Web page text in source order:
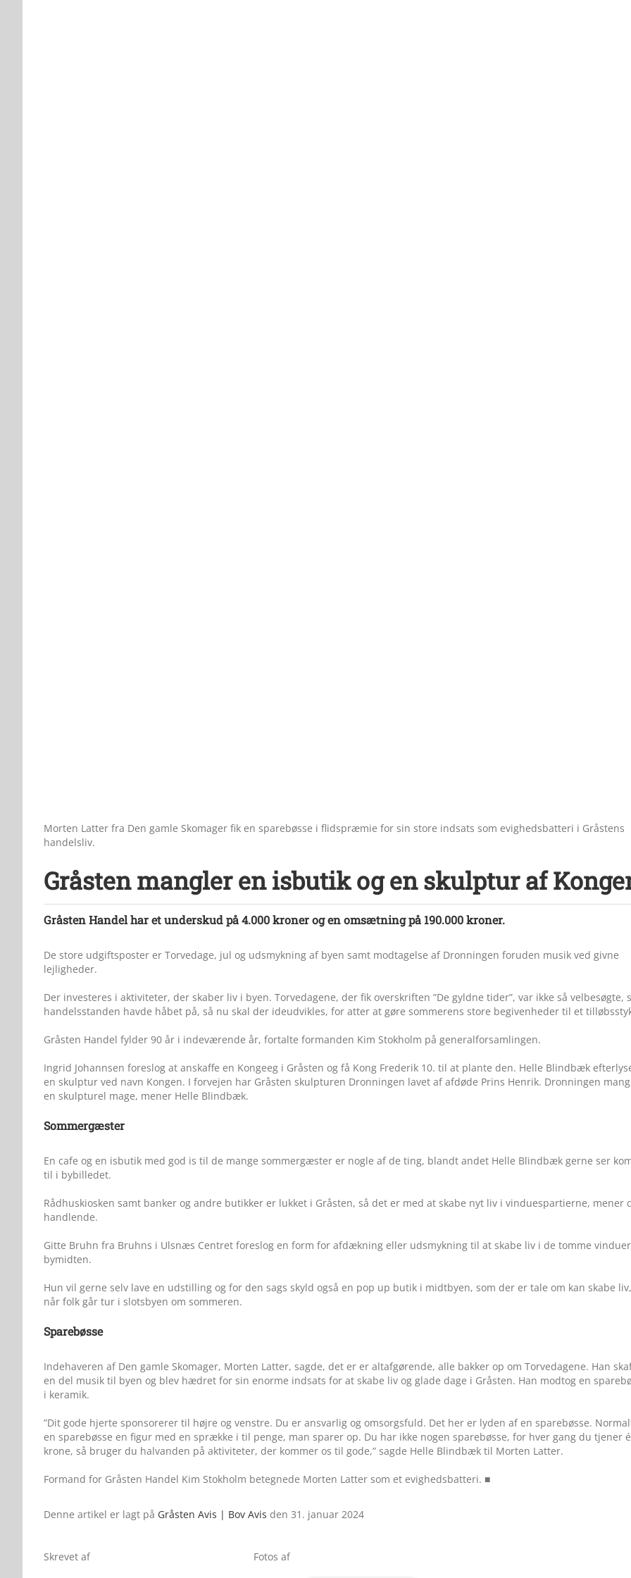
Morten Latter fra Den gamle Skomager fik en sparebøsse i flidspræmie for sin store indsats som evighedsbatteri i Gråstens
handelsliv.
Gråsten mangler en isbutik og en skulptur af
Gråsten Handel har et underskud på 4.000 kroner og en omsætning på 190.000 kroner.
De store udgiftsposter er Torvedage, jul og udsmykning af byen samt modtagelse af Dronningen foruden musik ved givne
lejligheder.
Der investeres i aktiviteter, der skaber liv i byen. Torvedagene, der fik overskriften ”De gyldne tider”, var ikke så velbesøgte,
handelsstanden havde håbet på, så nu skal der ideudvikles, for atter at gøre sommerens store begivenheder til et
Gråsten Handel fylder 90 år i indeværende år, fortalte formanden Kim Stokholm på generalforsamlingen.
Ingrid Johannsen foreslog at anskaffe en Kongeeg i Gråsten og få Kong Frederik 10. til at plante den. Helle Blindbæk
en skulptur ved navn Kongen. I forvejen har Gråsten skulpturen Dronningen lavet af afdøde Prins Henrik. Dronningen
en skulpturel mage, mener Helle Blindbæk.
Sommergæster
En cafe og en isbutik med god is til de mange sommergæster er nogle af de ting, blandt andet Helle Blindbæk gerne ser
til i bybilledet.
Rådhuskiosken samt banker og andre butikker er lukket i Gråsten, så det er med at skabe nyt liv i vinduespartierne, mener
handlende.
Gitte Bruhn fra Bruhns i Ulsnæs Centret foreslog en form for afdækning eller udsmykning til at skabe liv i de tomme
bymidten.
Hun vil gerne selv lave en udstilling og for den sags skyld også en pop up butik i midtbyen, som der er tale om kan skabe liv,
når folk går tur i slotsbyen om sommeren.
Sparebøsse
Indehaveren af Den gamle Skomager, Morten Latter, sagde, det er er altafgørende, alle bakker op om Torvedagene. Han
en del musik til byen og blev hædret for sin enorme indsats for at skabe liv og glade dage i Gråsten. Han modtog en
i keramik.
”Dit gode hjerte sponsorerer til højre og venstre. Du er ansvarlig og omsorgsfuld. Det her er lyden af en sparebøsse.
en sparebøsse en figur med en sprække i til penge, man sparer op. Du har ikke nogen sparebøsse, for hver gang du tjener
krone, så bruger du halvanden på aktiviteter, der kommer os til gode,” sagde Helle Blindbæk til Morten Latter.
Formand for Gråsten Handel Kim Stokholm betegnede Morten Latter som et evighedsbatteri. ■
Denne artikel er lagt på Gråsten Avis | Bov Avis den 31. januar 2024
Skrevet af Fotos af